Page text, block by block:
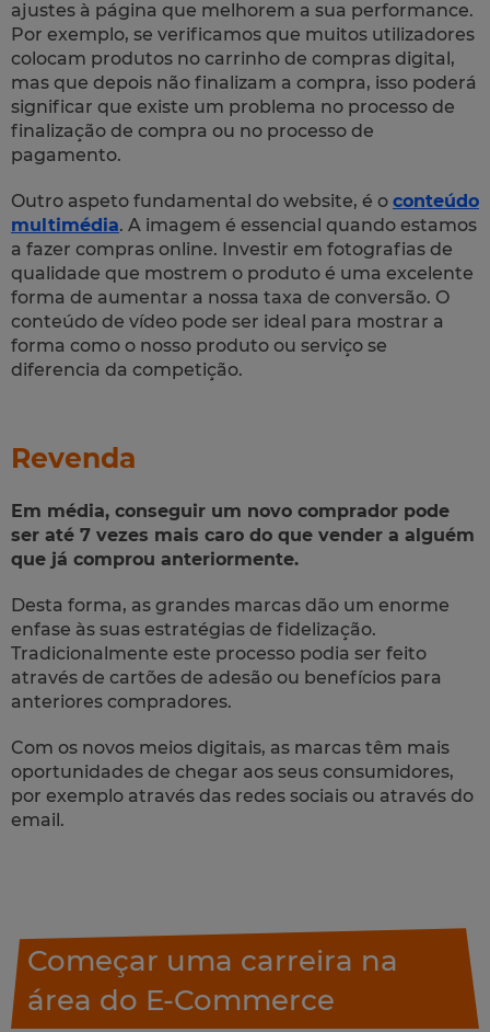
ajustes à página que melhorem a sua performance.
Por exemplo, se verificamos que muitos utilizadores
colocam produtos no carrinho de compras digital,
mas que depois não finalizam a compra, isso poderá
significar que existe um problema no processo de
finalização de compra ou no processo de
pagamento.
Outro aspeto fundamental do website, é o conteúdo
multimédia. A imagem é essencial quando estamos
a fazer compras online. Investir em fotografias de
qualidade que mostrem o produto é uma excelente
forma de aumentar a nossa taxa de conversão. O
conteúdo de vídeo pode ser ideal para mostrar a
forma como o nosso produto ou serviço se
diferencia da competição.
Revenda
Em média, conseguir um novo comprador pode
ser até 7 vezes mais caro do que vender a alguém
que já comprou anteriormente.
Desta forma, as grandes marcas dão um enorme
enfase às suas estratégias de fidelização.
Tradicionalmente este processo podia ser feito
através de cartões de adesão ou benefícios para
anteriores compradores.
Com os novos meios digitais, as marcas têm mais
oportunidades de chegar aos seus consumidores,
por exemplo através das redes sociais ou através do
email.
Começar uma carreira na
área do E-Commerce